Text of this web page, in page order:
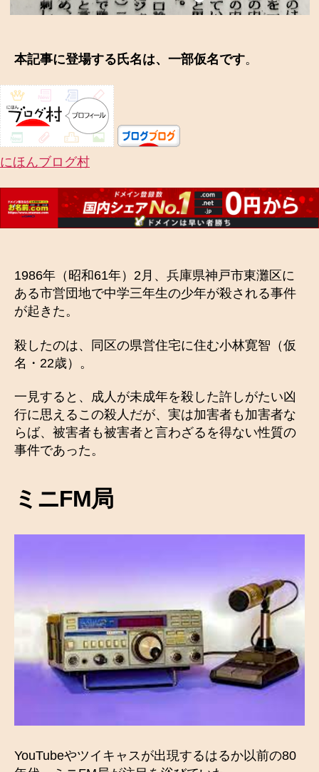
本記事に登場する氏名は、一部仮名です。
にほんブログ村
1986年（昭和61年）2月、兵庫県神戸市東灘区に
ある市営団地で中学三年生の少年が殺される事件
が起きた。
殺したのは、同区の県営住宅に住む小林寛智（仮
名・22歳）。
一見すると、成人が未成年を殺した許しがたい凶
行に思えるこの殺人だが、実は加害者も加害者な
らば、被害者も被害者と言わざるを得ない性質の
事件であった。
ミニFM局
YouTubeやツイキャスが出現するはるか以前の80